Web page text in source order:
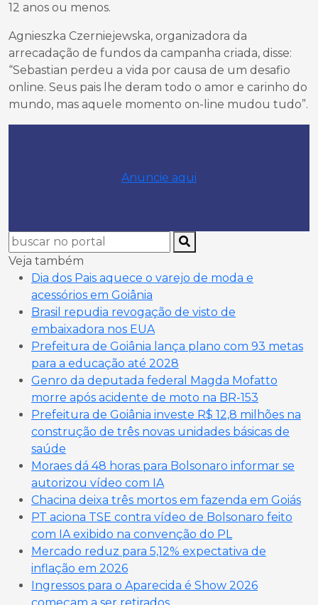
12 anos ou menos.
Agnieszka Czerniejewska, organizadora da
arrecadação de fundos da campanha criada, disse:
“Sebastian perdeu a vida por causa de um desafio
online. Seus pais lhe deram todo o amor e carinho do
mundo, mas aquele momento on-line mudou tudo”.
Anuncie aqui
Veja também
Dia dos Pais aquece o varejo de moda e
acessórios em Goiânia
Brasil repudia revogação de visto de
embaixadora nos EUA
Prefeitura de Goiânia lança plano com 93 metas
para a educação até 2028
Genro da deputada federal Magda Mofatto
morre após acidente de moto na BR-153
Prefeitura de Goiânia investe R$ 12,8 milhões na
construção de três novas unidades básicas de
saúde
Moraes dá 48 horas para Bolsonaro informar se
autorizou vídeo com IA
Chacina deixa três mortos em fazenda em Goiás
PT aciona TSE contra vídeo de Bolsonaro feito
com IA exibido na convenção do PL
Mercado reduz para 5,12% expectativa de
inflação em 2026
Ingressos para o Aparecida é Show 2026